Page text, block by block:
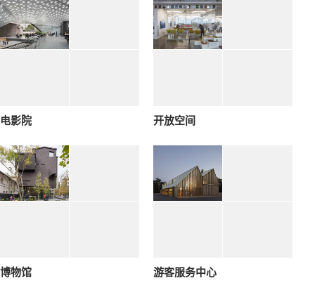
电影院 开放空间
博物馆 游客服务中心